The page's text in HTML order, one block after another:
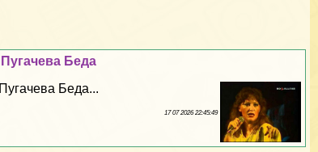
Беда
Беда...
17 07 2026 22:45:49